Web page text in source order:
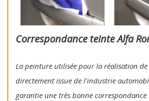
Correspondance teinte Alfa
La peinture utilisée pour la réalisation
directement issue de l'industrie
garantie une très bonne correspondance